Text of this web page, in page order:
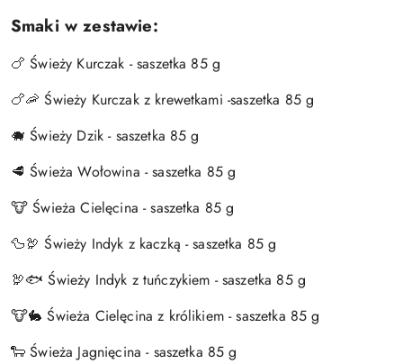
Smaki w zestawie:
🍗 Świeży Kurczak - saszetka 85 g
🍗🦐 Świeży Kurczak z krewetkami -saszetka 85 g
🐗 Świeży Dzik - saszetka 85 g
🥩 Świeża Wołowina - saszetka 85 g
🐮 Świeża Cielęcina - saszetka 85 g
🦆🦃 Świeży Indyk z kaczką - saszetka 85 g
🦃🐟 Świeży Indyk z tuńczykiem - saszetka 85 g
🐮🐇 Świeża Cielęcina z królikiem - saszetka 85 g
🐑 Świeża Jagnięcina - saszetka 85 g